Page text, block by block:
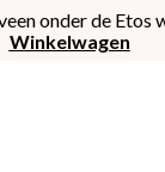
onder de
Winkelwagen